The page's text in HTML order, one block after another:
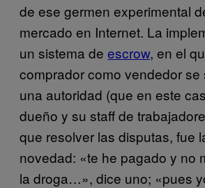
de ese germen experimental
mercado en Internet. La
un sistema de escrow, en el
comprador como vendedor se
una autoridad (que en este
dueño y su staff de
que resolver las disputas, fue
novedad: «te he pagado y no
la droga…», dice uno; «pues